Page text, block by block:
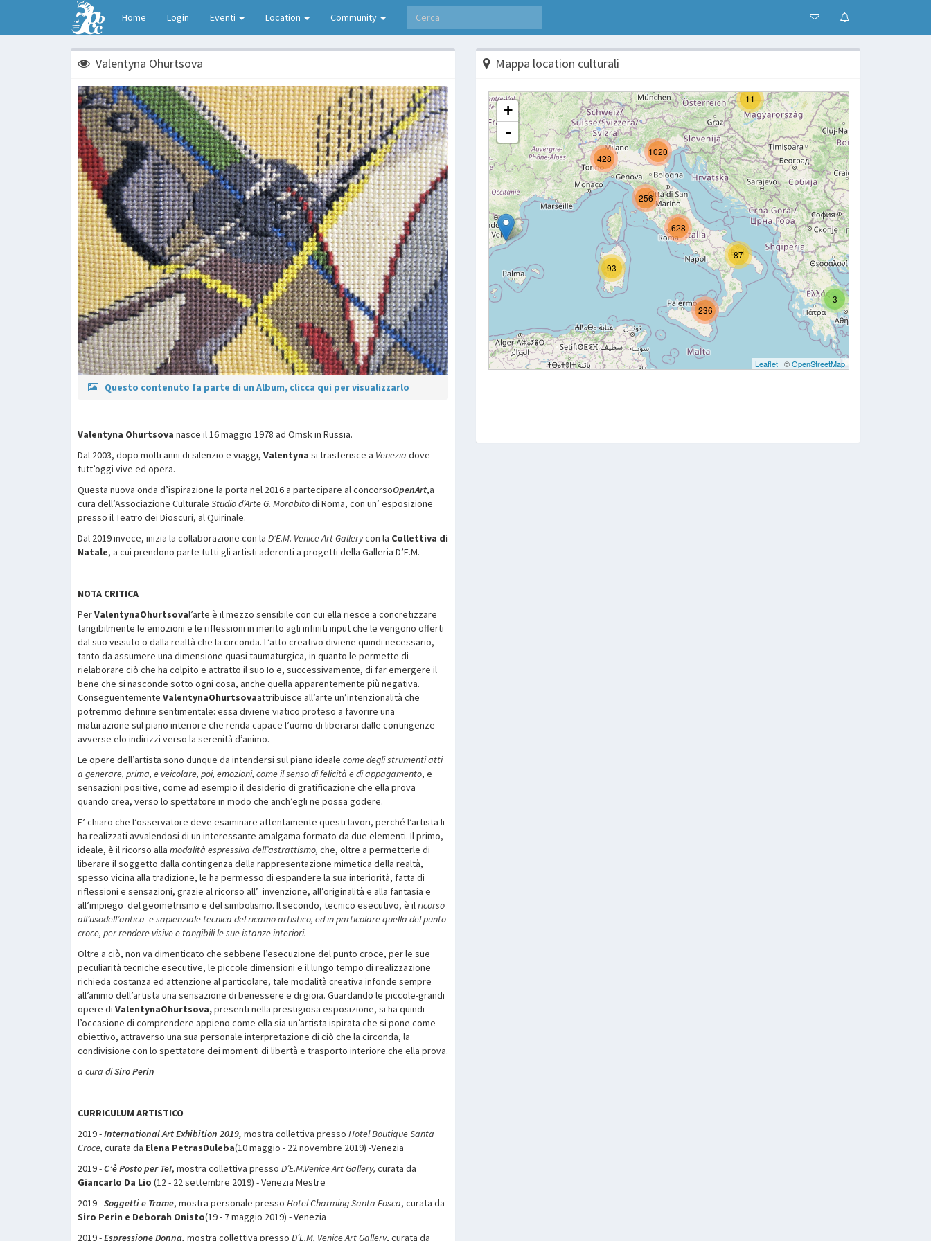
Home Login Eventi Location Community
Valentyna Ohurtsova
Questo contenuto fa parte di un Album, clicca qui per visualizzarlo
Valentyna Ohurtsova nasce il 16 maggio 1978 ad Omsk in Russia.
Dal 2003, dopo molti anni di silenzio e viaggi, Valentyna si trasferisce a Venezia dove
tutt’oggi vive ed opera.
Questa nuova onda d’ispirazione la porta nel 2016 a partecipare al concorsoOpenArt,a
cura dell’Associazione Culturale Studio d’Arte G. Morabitodi Roma, con un’ esposizione
presso il Teatro dei Dioscuri, al Quirinale.
Dal 2019 invece, inizia la collaborazione con la D’E.M. Venice Art Gallerycon la Collettiva di
Natale, a cui prendono parte tutti gli artisti aderenti a progetti della Galleria D’E.M.
NOTA CRITICA
PerValentynaOhurtsoval’arte è il mezzo sensibile con cui ella riesce a concretizzare
tangibilmente le emozioni e le riflessioni in merito agli infiniti input che le vengono offerti
dal suo vissuto o dalla realtà che la circonda. L’atto creativo diviene quindi necessario,
tanto da assumere una dimensione quasi taumaturgica, in quanto le permette di
rielaborare ciò che ha colpito e attratto il suo Io e, successivamente, di far emergere il
bene che si nasconde sotto ogni cosa, anche quella apparentemente più negativa.
Conseguentemente ValentynaOhurtsovaattribuisce all’arte un’intenzionalità che
potremmo definire sentimentale: essa diviene viatico proteso a favorire una
maturazione sul piano interiore che renda capace l’uomo di liberarsi dalle contingenze
avverse elo indirizzi verso la serenità d’animo.
Le opere dell’artista sono dunque da intendersi sul piano ideale come degli strumenti atti
a generare, prima, e veicolare, poi, emozioni, come il senso di felicità e di appagamento, e
sensazioni positive, come ad esempio il desiderio di gratificazione che ella prova
quando crea, verso lo spettatore in modo che anch’egli ne possa godere.
E’ chiaro che l’osservatore deve esaminare attentamente questi lavori, perché l’artista li
ha realizzati avvalendosi di un interessante amalgama formato da due elementi. Il primo,
ideale, è il ricorso alla modalità espressiva dell’astrattismo, che, oltre a permetterle di
liberare il soggetto dalla contingenza della rappresentazione mimetica della realtà,
spesso vicina alla tradizione, le ha permesso di espandere la sua interiorità, fatta di
riflessioni e sensazioni, grazie al ricorso all’ invenzione, all’originalità e alla fantasia e
all’impiego del geometrismo e del simbolismo. Il secondo, tecnico esecutivo, è ilricorso
all’usodell’antica e sapienziale tecnica del ricamo artistico, ed in particolare quella del punto
croce, per rendere visive e tangibili le sue istanze interiori.
Oltre a ciò, non va dimenticato che sebbene l’esecuzione del punto croce, per le sue
peculiarità tecniche esecutive, le piccole dimensioni e il lungo tempo di realizzazione
richieda costanza ed attenzione al particolare, tale modalità creativa infonde sempre
all’animo dell’artista una sensazione di benessere e di gioia. Guardando le piccole-grandi
opere di ValentynaOhurtsova,presenti nella prestigiosa esposizione, si ha quindi
l’occasione di comprendere appieno come ella sia un’artista ispirata che si pone come
obiettivo, attraverso una sua personale interpretazione di ciò che la circonda, la
condivisione con lo spettatore dei momenti di libertà e trasporto interiore che ella prova.
a cura diSiro Perin
CURRICULUM ARTISTICO
2019 -International Art Exhibition 2019, mostra collettiva presso Hotel Boutique Santa
Croce, curata da Elena PetrasDuleba(10 maggio - 22 novembre 2019) -Venezia
2019 -C’è Posto per Te!, mostra collettiva presso D’E.M.Venice Art Gallery, curata da
Giancarlo Da Lio (12 - 22 settembre 2019) - Venezia Mestre
2019 -Soggetti e Trame, mostra personale presso Hotel Charming Santa Fosca, curata da
Siro Perin e Deborah Onisto(19 - 7 maggio 2019) - Venezia
2019 -Espressione Donna, mostra collettiva presso D’E.M. Venice Art Gallery, curata da
Mappa location culturali